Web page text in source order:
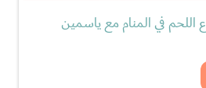
اللحم في المنام مع ياسمين